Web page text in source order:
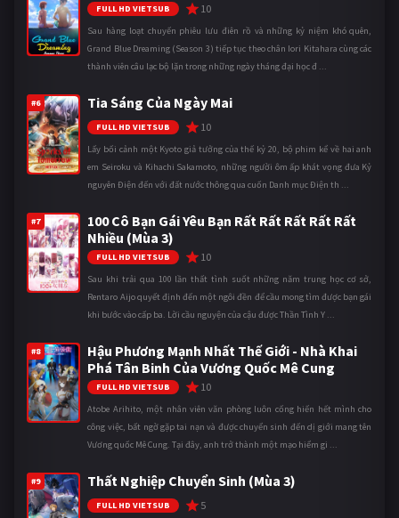
FULL HD VIETSUB 10
Sau hàng loạt chuyến phiêu lưu điên rồ và những kỷ niệm khó quên,
Grand Blue Dreaming (Season 3) tiếp tục theo chân Iori Kitahara cùng các
thành viên câu lạc bộ lặn trong những ngày tháng đại học đ ...
#6 Tia Sáng Của Ngày Mai
FULL HD VIETSUB 10
Lấy bối cảnh một Kyoto giả tưởng của thế kỷ 20, bộ phim kể về hai anh
em Seiroku và Kihachi Sakamoto, những người ôm ấp khát vọng đưa Kỷ
nguyên Điện đến với đất nước thông qua cuốn Danh mục Điện th ...
#7
100 Cô Bạn Gái Yêu Bạn Rất Rất Rất Rất Rất
Nhiều (Mùa 3)
FULL HD VIETSUB 10
Sau khi trải qua 100 lần thất tình suốt những năm trung học cơ sở,
Rentaro Aijo quyết định đến một ngôi đền để cầu mong tìm được bạn gái
khi bước vào cấp ba. Lời cầu nguyện của cậu được Thần Tình Y ...
#8
Hậu Phương Mạnh Nhất Thế Giới - Nhà Khai
Phá Tân Binh Của Vương Quốc Mê Cung
FULL HD VIETSUB 10
Atobe Arihito, một nhân viên văn phòng luôn cống hiến hết mình cho
công việc, bất ngờ gặp tai nạn và được chuyển sinh đến dị giới mang tên
Vương quốc Mê Cung. Tại đây, anh trở thành một mạo hiểm gi ...
#9 Thất Nghiệp Chuyển Sinh (Mùa 3)
FULL HD VIETSUB 5